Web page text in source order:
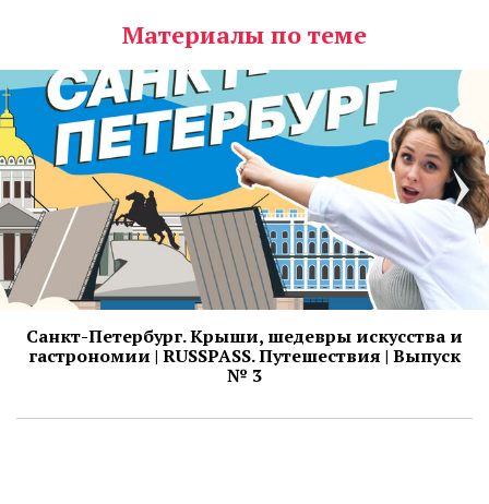
Материалы по теме
Санкт-Петербург. Крыши, шедевры искусства и
гастрономии | RUSSPASS. Путешествия | Выпуск
№ 3